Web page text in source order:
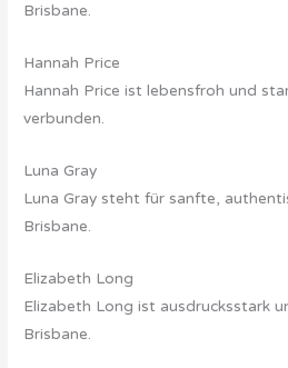
Brisbane.
Hannah Price
Hannah Price ist lebensfroh und
verbunden.
Luna Gray
Luna Gray steht für sanfte,
Brisbane.
Elizabeth Long
Elizabeth Long ist ausdrucksstark
Brisbane.